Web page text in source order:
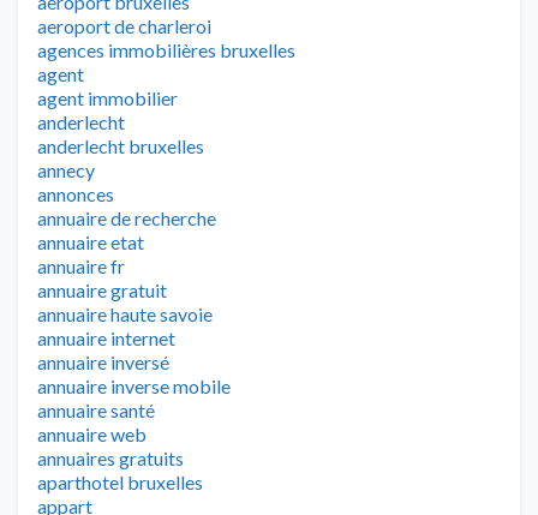
aeroport de charleroi
agences immobilières bruxelles
agent
agent immobilier
anderlecht
anderlecht bruxelles
annecy
annonces
annuaire de recherche
annuaire etat
annuaire fr
annuaire gratuit
annuaire haute savoie
annuaire internet
annuaire inversé
annuaire inverse mobile
annuaire santé
annuaire web
annuaires gratuits
aparthotel bruxelles
appart